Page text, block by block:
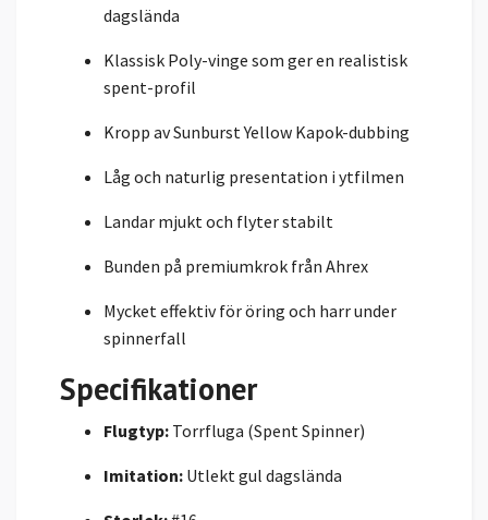
dagslända
Klassisk Poly-vinge som ger en realistisk
spent-profil
Kropp av Sunburst Yellow Kapok-dubbing
Låg och naturlig presentation i ytfilmen
Landar mjukt och flyter stabilt
Bunden på premiumkrok från Ahrex
Mycket effektiv för öring och harr under
spinnerfall
Specifikationer
Flugtyp: Torrfluga (Spent Spinner)
Imitation: Utlekt gul dagslända